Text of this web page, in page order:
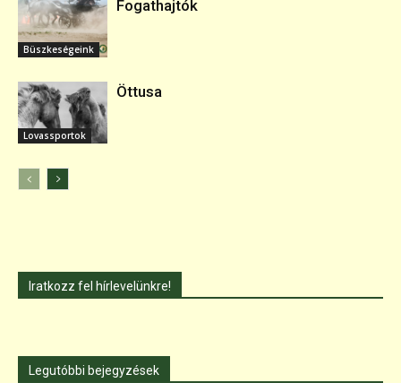
Büszkeségeink
Fogathajtók
Lovassportok
Öttusa
Iratkozz fel hírlevelünkre!
Legutóbbi bejegyzések